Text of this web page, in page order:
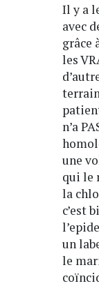
Il y a
avec
grâce
les
n’a
une
qui le
la
c’est
un
le